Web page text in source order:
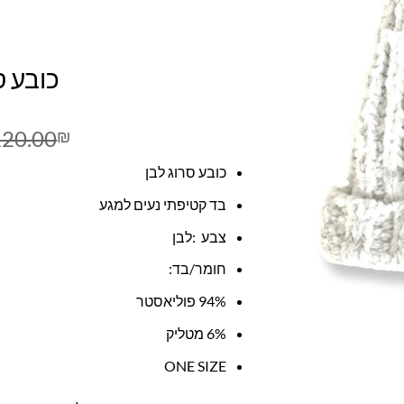
כובע
₪
כובע סרוג לבן
בד קטיפתי נעים למגע
צבע :לבן
חומר/בד:
94% פוליאסטר
6% מטליק
ONE SIZE